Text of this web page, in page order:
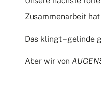
Zusammenarbeit
Das klingt – gelinde
Aber wir von